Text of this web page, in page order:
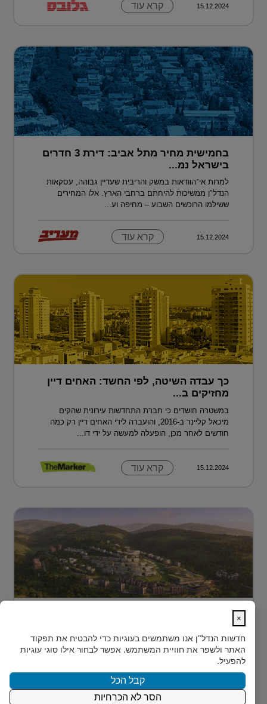
15.12.2024 קרא עוד
בחמישית מחיר מתל אביב: דירת 3 חדרים
בישראל נמ...
למרות אי־הוודאות במשק והריבית שעדיין גבוהה, עסקאות
הנדל"ן ממשיכות להיחתם ברחבי הארץ. אלו המחירים
ששילמו הרוכשים השבוע – מחיפה וע...
15.12.2024 קרא עוד
כך עבדה השיטה, לפי החשד: האחים דיין
מחזיקים ב...
במשטרה חושדים כי חברת התחדשות עירונית שהקים
מיכאל קליינר ב-2016, והועברה לידי האחים דיין רק כמה
חודשים לאחר מכן, הופעלה למעשה על ידי דו...
15.12.2024 קרא עוד
בלב טביליסי, בין השכונות המבוקשות Vake וSaburtalo, כ-2
ק"מ בלבד מהאוניברסיטה של העיר, מוקם TBILISI
ACRES - פ...
×
חדשות הנדל"ן אנו משתמשים בעוגיות כדי להבטיח את תפקוד
האתר ולשפר את חוויית המשתמש. אפשר לבחור אילו סוגי עוגיות
להפעיל.
קבל הכל
הסר לא הכרחיות